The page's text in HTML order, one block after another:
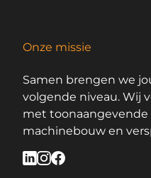
Onze missie
Samen brengen we
volgende niveau. Wij
met toonaangevende
machinebouw en